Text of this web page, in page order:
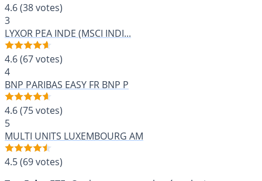
4.6(38 votes)
3
LYXOR PEA INDE (MSCI INDI...
4.6(67 votes)
4
BNP PARIBAS EASY FR BNP P
4.6(75 votes)
5
MULTI UNITS LUXEMBOURG AM
4.5(69 votes)